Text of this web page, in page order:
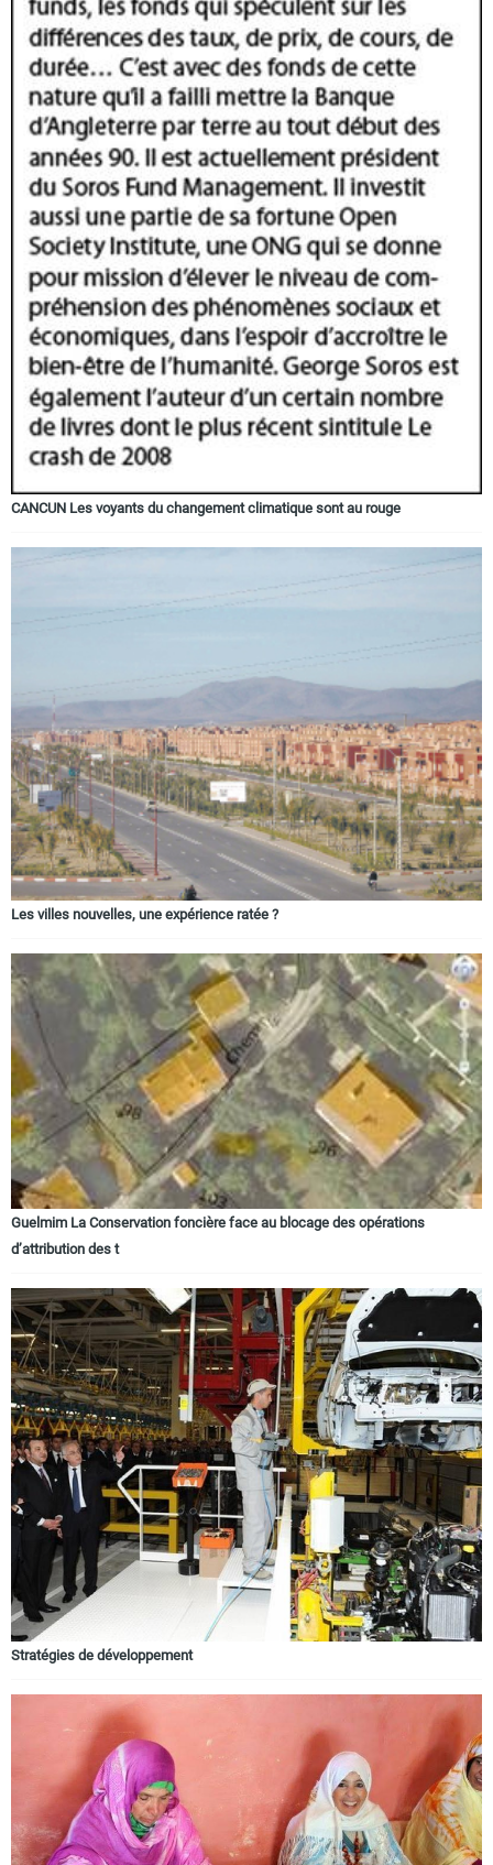
CANCUN Les voyants du changement climatique sont au rouge
Les villes nouvelles, une expérience ratée ?
Guelmim La Conservation foncière face au blocage des opérations
d’attribution des t
Stratégies de développement